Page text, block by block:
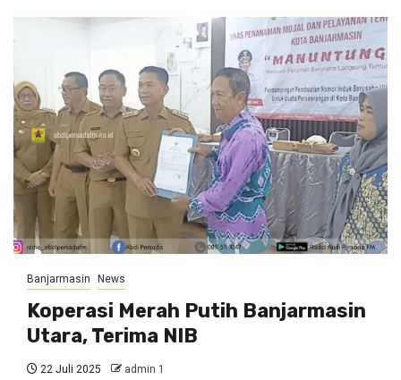
Banjarmasin News
Koperasi Merah Putih Banjarmasin
Utara, Terima NIB
22 Juli 2025 admin 1